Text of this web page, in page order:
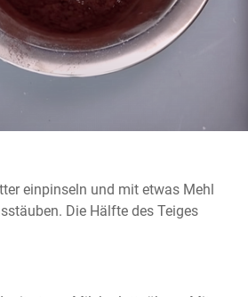
einpinseln und mit etwas Mehl
Die Hälfte des Teiges